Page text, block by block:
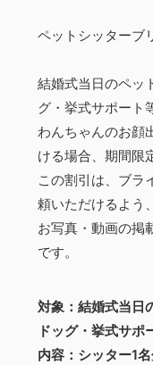
ペットシッターブ
結婚式当日のペッ
グ・挙式サポート
わんちゃんのお顔
ける場合、期間限
この割引は、ブラ
頼いただけるよう
お写真・動画の掲
です。
対象：結婚式当日
ドッグ・挙式サポ
内容：シッター1